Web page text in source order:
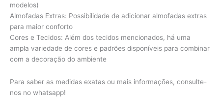
modelos)
Almofadas Extras: Possibilidade de adicionar almofadas extras
para maior conforto
Cores e Tecidos: Além dos tecidos mencionados, há uma
ampla variedade de cores e padrões disponíveis para combinar
com a decoração do ambiente
Para saber as medidas exatas ou mais informações, consulte-
nos no whatsapp!